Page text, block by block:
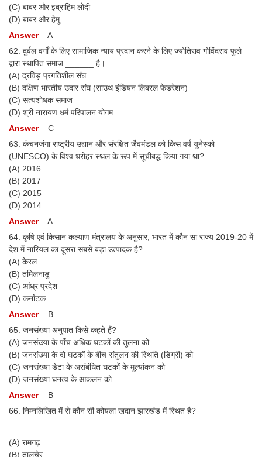
(C) बाबर और इब्राहिम लोदी
(D) बाबर और हेमू
Answer– A
62. दुर्बल वर्गों के लिए सामाजिक न्याय प्रदान करने के लिए ज्योतिराव गोविंदराव फुले
द्वारा स्थापित समाज ______ है।
(A) द्रविड़ प्रगतिशील संघ
(B) दक्षिण भारतीय उदार संघ (साउथ इंडियन लिबरल फेडरेशन)
(C) सत्यशोधक समाज
(D) श्री नारायण धर्म परिपालन योगम
Answer– C
63. कंचनजंगा राष्ट्रीय उद्यान और संरक्षित जैवमंडल को किस वर्ष यूनेस्को
(UNESCO) के विश्व धरोहर स्थल के रूप में सूचीबद्ध किया गया था?
(A) 2016
(B) 2017
(C) 2015
(D) 2014
Answer– A
64. कृषि एवं किसान कल्याण मंत्रालय के अनुसार, भारत में कौन सा राज्य 2019-20 में
देश में नारियल का दूसरा सबसे बड़ा उत्पादक है?
(A) केरल
(B) तमिलनाडु
(C) आंध्र प्रदेश
(D) कर्नाटक
Answer– B
65. जनसंख्या अनुपात किसे कहते हैं?
(A) जनसंख्या के पाँच अधिक घटकों की तुलना को
(B) जनसंख्या के दो घटकों के बीच संतुलन की स्थिति (डिग्री) को
(C) जनसंख्या डेटा के असंबंधित घटकों के मूल्यांकन को
(D) जनसंख्या घनत्व के आकलन को
Answer– B
66. निम्नलिखित में से कौन सी कोयला खदान झारखंड में स्थित है?
(A) रामगढ़
(B) तालचेर